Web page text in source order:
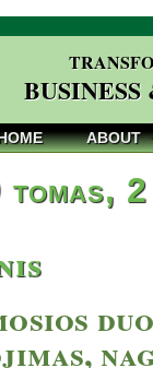
ABOUT
tomas,